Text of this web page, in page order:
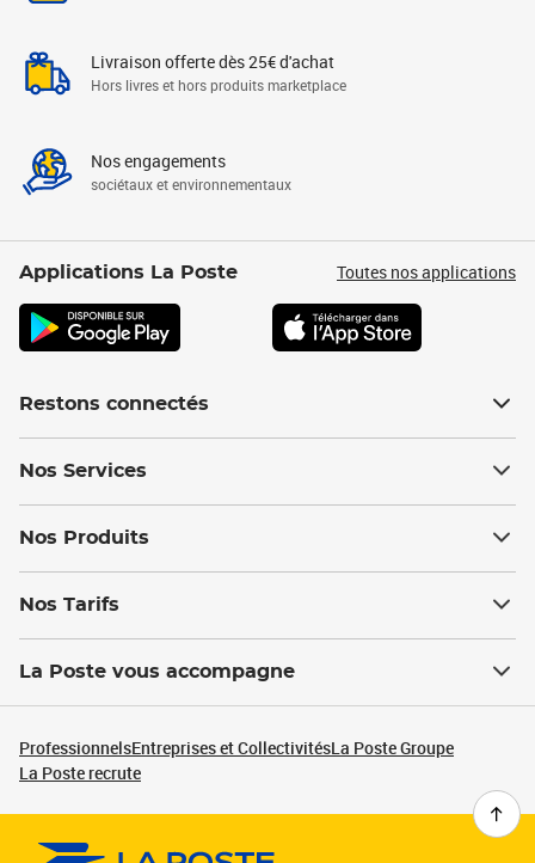
Livraison offerte dès 25€ d'achat
Hors livres et hors produits marketplace
Nos engagements
sociétaux et environnementaux
Applications La Poste Toutes nos applications
Restons connectés
Nos Services
Nos Produits
Nos Tarifs
La Poste vous accompagne
ProfessionnelsEntreprises et CollectivitésLa Poste Groupe
La Poste recrute